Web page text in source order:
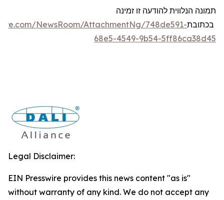
תמונה הנלווית להודעה זו זמינה
NewsRoom/AttachmentNg/748de591-
68e5-4549-9b54-5ff86ca38d45
Legal Disclaimer:
EIN Presswire provides this news content "as is"
without warranty of any kind. We do not accept any